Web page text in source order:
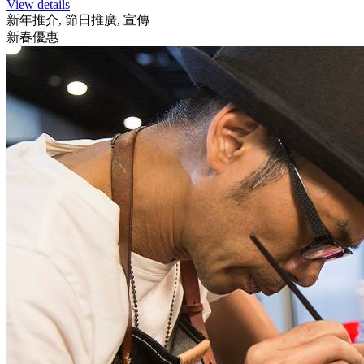
View details
新年推介, 節日推廣, 宣傳
新春優惠